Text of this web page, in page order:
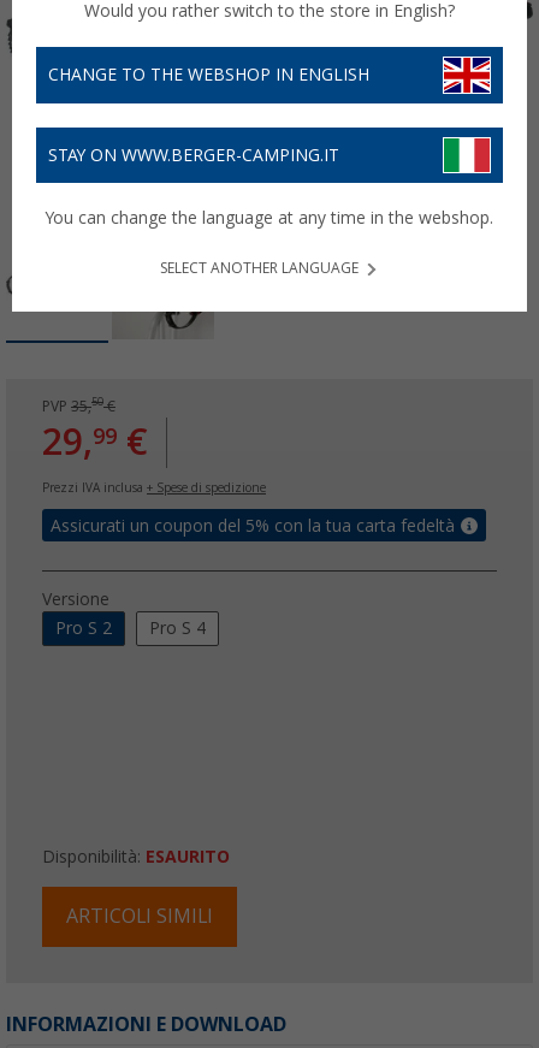
PVP 35,50€
29,99 €
Prezzi IVA inclusa + Spese di spedizione
Assicurati un coupon del 5% con la tua carta fedeltà
Versione
Pro S 2
Pro S 4
Disponibilità: ESAURITO
ARTICOLI SIMILI
INFORMAZIONI E DOWNLOAD
Would you rather switch to the store in English?
CHANGE TO THE WEBSHOP IN ENGLISH
STAY ON WWW.BERGER-CAMPING.IT
You can change the language at any time in the webshop.
SELECT ANOTHER LANGUAGE